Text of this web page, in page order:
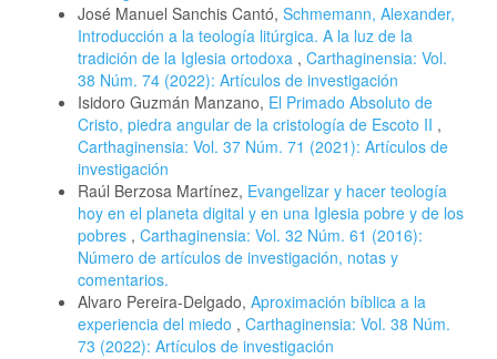
José Manuel Sanchis Cantó, Schmemann, Alexander,
Introducción a la teología litúrgica. A la luz de la
tradición de la Iglesia ortodoxa , Carthaginensia: Vol.
38 Núm. 74 (2022): Artículos de investigación
Isidoro Guzmán Manzano, El Primado Absoluto de
Cristo, piedra angular de la cristología de Escoto II ,
Carthaginensia: Vol. 37 Núm. 71 (2021): Artículos de
investigación
Raúl Berzosa Martínez, Evangelizar y hacer teología
hoy en el planeta digital y en una Iglesia pobre y de los
pobres , Carthaginensia: Vol. 32 Núm. 61 (2016):
Número de artículos de investigación, notas y
comentarios.
Alvaro Pereira-Delgado, Aproximación bíblica a la
experiencia del miedo , Carthaginensia: Vol. 38 Núm.
73 (2022): Artículos de investigación